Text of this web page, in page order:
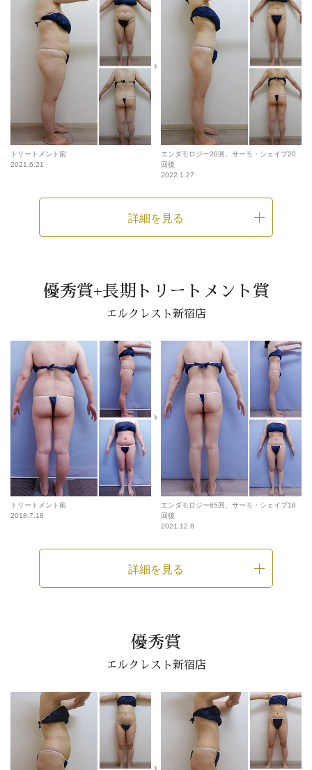
トリートメント前
2021.6.21
エンダモロジー20回、サーモ・シェイプ20
回後
2022.1.27
詳細を見る
優秀賞+長期トリートメント賞
エルクレスト新宿店
トリートメント前
2018.7.18
エンダモロジー65回、サーモ・シェイプ18
回後
2021.12.8
詳細を見る
優秀賞
エルクレスト新宿店